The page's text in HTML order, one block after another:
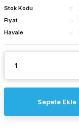
Stok Kodu
Fiyat
Havale
Sepete Ekle